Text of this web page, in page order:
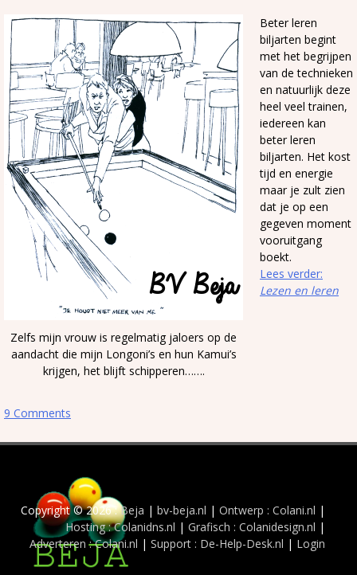
Zelfs mijn vrouw is regelmatig jaloers op de
aandacht die mijn Longoni’s en hun Kamui’s
krijgen, het blijft schipperen…….
Beter leren
biljarten begint
met het begrijpen
van de technieken
en natuurlijk deze
heel veel trainen,
iedereen kan
beter leren
biljarten. Het kost
tijd en energie
maar je zult zien
dat je op een
gegeven moment
vooruitgang
boekt.
Lees verder:
Lezen en leren
9 Comments
Copyright © 2026 :Beja | bv-beja.nl | Ontwerp : Colani.nl |
Hosting : Colanidns.nl | Grafisch : Colanidesign.nl |
Adverteren : Colani.nl | Support : De-Help-Desk.nl | Login